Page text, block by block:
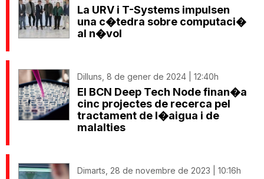
La URV i T-Systems impulsen
una c�tedra sobre computaci�
al n�vol
Dilluns, 8 de gener de 2024 | 12:40h
El BCN Deep Tech Node finan�a
cinc projectes de recerca pel
tractament de l�aigua i de
malalties
Dimarts, 28 de novembre de 2023 | 10:16h